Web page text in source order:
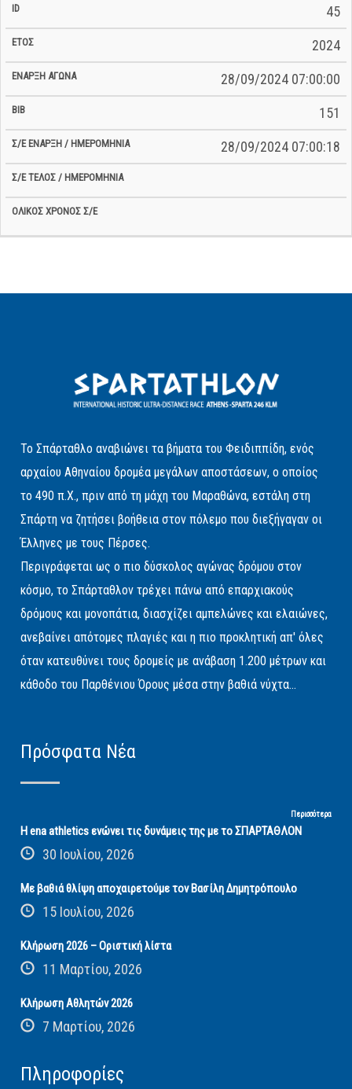
Αγώνα
Ημερομηνία
45
2024
28/09/2024 07:00:00
151
28/09/2024 07:00:18
Το Σπάρταθλο αναβιώνει τα βήματα του Φειδιππίδη, ενός
αρχαίου Αθηναίου δρομέα μεγάλων αποστάσεων, ο οποίος
το 490 π.Χ., πριν από τη μάχη του Μαραθώνα, εστάλη στη
Σπάρτη να ζητήσει βοήθεια στον πόλεμο που διεξήγαγαν οι
Έλληνες με τους Πέρσες.
Περιγράφεται ως ο πιο δύσκολος αγώνας δρόμου στον
κόσμο, το Σπάρταθλον τρέχει πάνω από επαρχιακούς
δρόμους και μονοπάτια, διασχίζει αμπελώνες και ελαιώνες,
ανεβαίνει απότομες πλαγιές και η πιο προκλητική απ' όλες
όταν κατευθύνει τους δρομείς με ανάβαση 1.200 μέτρων και
κάθοδο του Παρθένιου Όρους μέσα στην βαθιά νύχτα...
Πρόσφατα Νέα
Περισσότερα
Η ena athletics ενώνει τις δυνάμεις της με το ΣΠΑΡΤΑΘΛΟΝ
30 Ιουλίου, 2026
Με βαθιά θλίψη αποχαιρετούμε τον Βασίλη Δημητρόπουλο
15 Ιουλίου, 2026
Κλήρωση 2026 – Οριστική λίστα
11 Μαρτίου, 2026
Κλήρωση Αθλητών 2026
7 Μαρτίου, 2026
Πληροφορίες